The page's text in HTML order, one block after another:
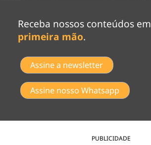
Receba nossos conteúdos em
primeira mão.
Assine a newsletter
Assine nosso Whatsapp
PUBLICIDADE